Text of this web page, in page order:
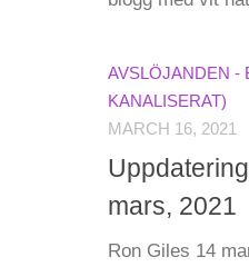
AVSLÖJANDEN -
KANALISERAT)
MARCH 16, 2021
mars, 2021
Ron Giles 14